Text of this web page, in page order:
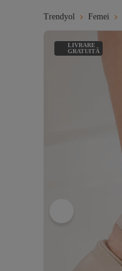
Trendyol Femei
LIVRARE
GRATUITĂ